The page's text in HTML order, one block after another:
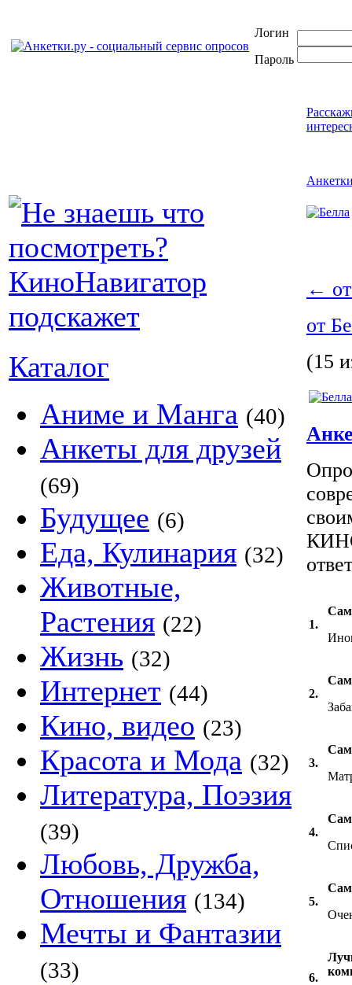
Логин
Пароль
Каталог
Аниме и Манга (40)
Анкеты для друзей
(69)
Будущее (6)
Еда, Кулинария (32)
Животные,
Растения (22)
Жизнь (32)
Интернет (44)
Кино, видео (23)
Красота и Мода (32)
Литература, Поэзия
(39)
Любовь, Дружба,
Отношения (134)
Мечты и Фантазии
(33)
←
от
(15
1.
2.
3.
4.
5.
6.